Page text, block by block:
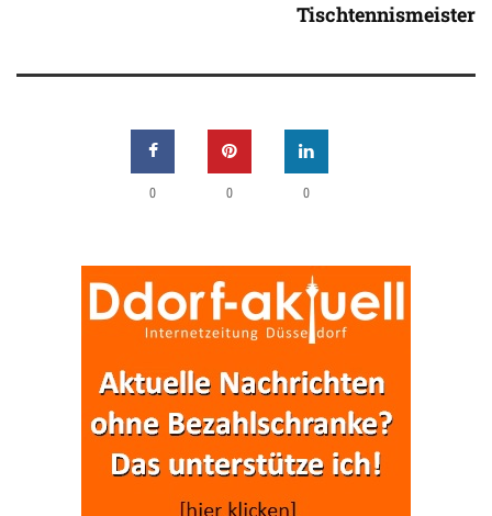
Tischtennismeister
0 0 0